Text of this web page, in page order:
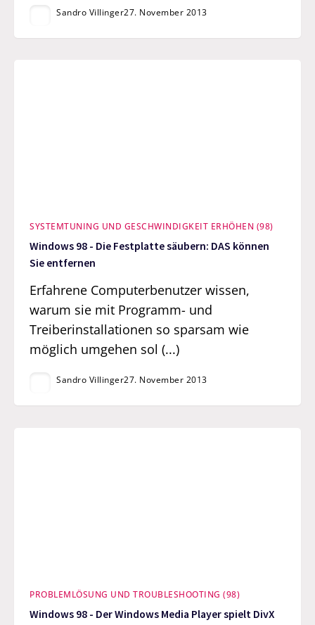
Sandro Villinger27. November 2013
SYSTEMTUNING UND GESCHWINDIGKEIT ERHÖHEN (98)
Windows 98 - Die Festplatte säubern: DAS können
Sie entfernen
Erfahrene Computerbenutzer wissen,
warum sie mit Programm- und
Treiberinstallationen so sparsam wie
möglich umgehen sol (...)
Sandro Villinger27. November 2013
PROBLEMLÖSUNG UND TROUBLESHOOTING (98)
Windows 98 - Der Windows Media Player spielt DivX